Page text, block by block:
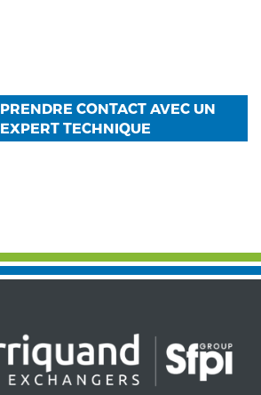
PRENDRE CONTACT AVEC UN
EXPERT TECHNIQUE